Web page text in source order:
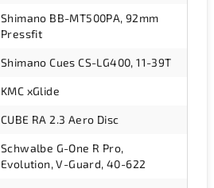
Shimano BB-MT500PA, 92mm
Pressfit
Shimano Cues CS-LG400, 11-39T
KMC xGlide
CUBE RA 2.3 Aero Disc
Schwalbe G-One R Pro,
Evolution, V-Guard, 40-622